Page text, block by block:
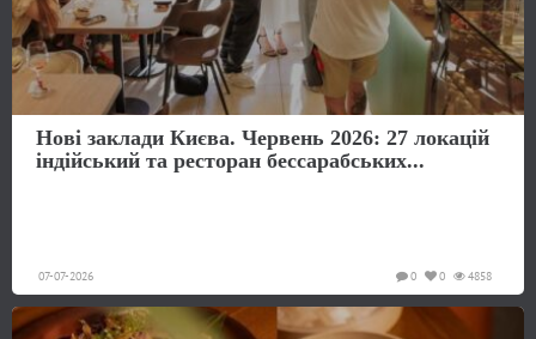
Нові заклади Києва. Червень 2026: 27 локацій
індійський та ресторан бессарабських...
07-07-2026 4858
0
0